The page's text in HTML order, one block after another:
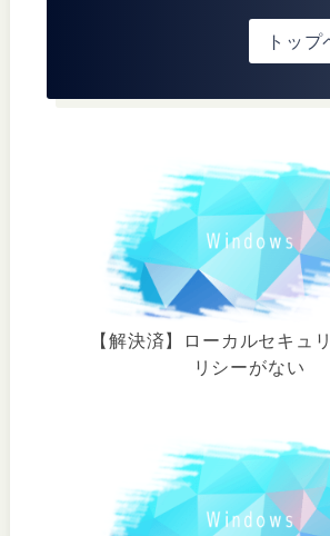
トッ
【解決済】ローカルセキュ
リシーがない